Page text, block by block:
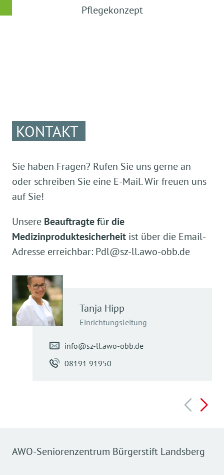
Pflegekonzept
KONTAKT
Sie haben Fragen? Rufen Sie uns gerne an
oder schreiben Sie eine E-Mail. Wir freuen uns
auf Sie!
Unsere Beauftragte für die
Medizinproduktesicherheit ist über die Email-
Adresse erreichbar: Pdl@sz-ll.awo-obb.de
Tanja Hipp
Einrichtungsleitung
info@sz-ll.awo-obb.de
08191 91950
AWO-Seniorenzentrum Bürgerstift Landsberg